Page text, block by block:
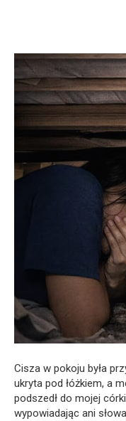
Cisza w pokoju była
ukryta pod łóżkiem, a
podszedł do mojej
wypowiadając ani